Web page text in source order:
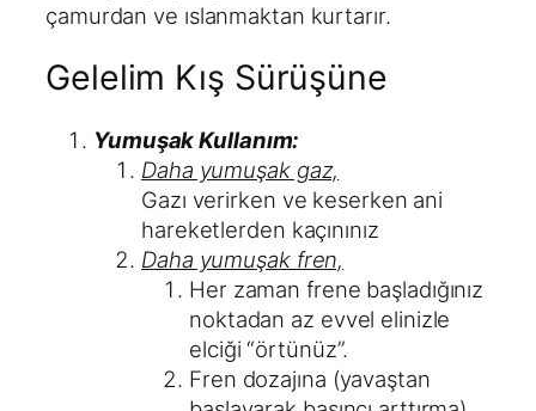
çamurdan ve ıslanmaktan kurtarır.
Gelelim Kış Sürüşüne
Yumuşak Kullanım:
Daha yumuşak gaz,
Gazı verirken ve keserken ani
hareketlerden kaçınınız
Daha yumuşak fren,
Her zaman frene başladığınız
noktadan az evvel elinizle
elciği “örtünüz”.
Fren dozajına (yavaştan